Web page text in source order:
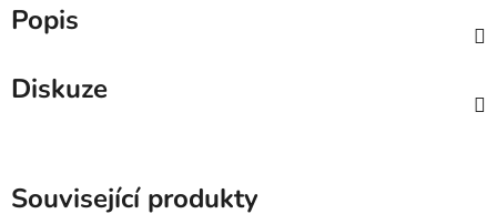
Popis
Diskuze
Související produkty